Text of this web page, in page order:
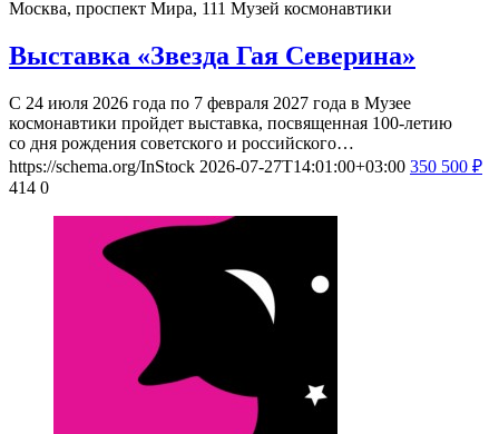
Москва, проспект Мира, 111 Музей космонавтики
Выставка «Звезда Гая Северина»
С 24 июля 2026 года по 7 февраля 2027 года в Музее
космонавтики пройдет выставка, посвященная 100-летию
со дня рождения советского и российского…
https://schema.org/InStock 2026-07-27T14:01:00+03:00 350 500 ₽
414 0